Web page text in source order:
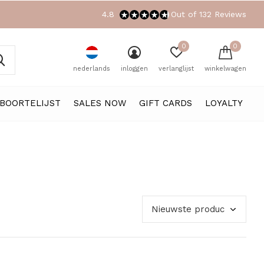
SALES NOW GIFT CARDS LOYALTY
nederlands inloggen verlanglijst
0
winkelwagen
0
4.8 Out of 132 Reviews